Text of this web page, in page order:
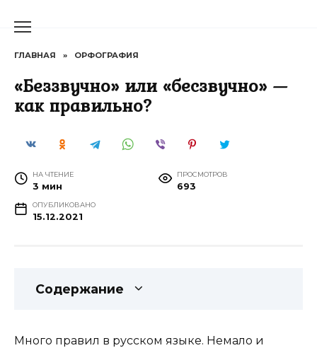
ГЛАВНАЯ » ОРФОГРАФИЯ
«Беззвучно» или «бесзвучно» —
как правильно?
НА ЧТЕНИЕ
3 мин
ПРОСМОТРОВ
693
ОПУБЛИКОВАНО
15.12.2021
Содержание
Много правил в русском языке. Немало и